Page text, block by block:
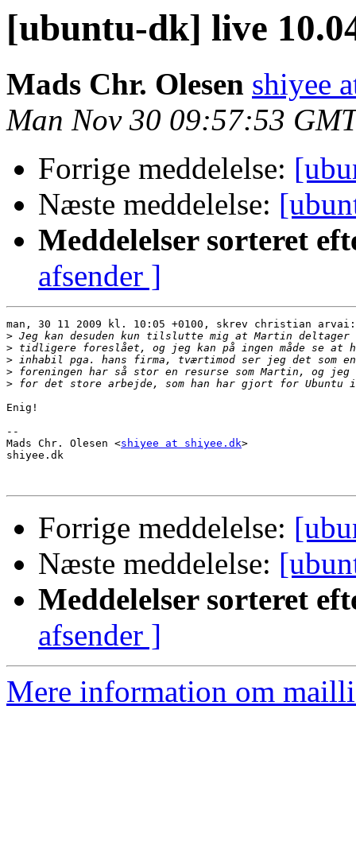
[ubuntu-dk] live
Mads Chr. Olesen shiyee
Man Nov 30 09:57:53
Forrige meddelelse:
Næste meddelelse:
Meddelelser sorteret
afsender ]
man, 30 11 2009 kl. 10:05 +0100, skrev christian arvai:
>
>
>
>
>
Enig!
--
Mads Chr. Olesen <shiyee at shiyee.dk>
shiyee.dk
Forrige meddelelse:
Næste meddelelse:
Meddelelser sorteret
afsender ]
Mere information om